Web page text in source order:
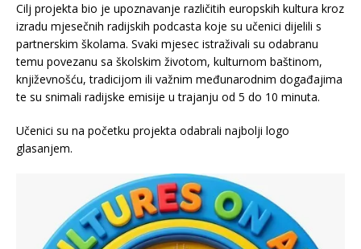
Cilj projekta bio je upoznavanje različitih europskih kultura kroz
izradu mjesečnih radijskih podcasta koje su učenici dijelili s
partnerskim školama. Svaki mjesec istraživali su odabranu
temu povezanu sa školskim životom, kulturnom baštinom,
književnošću, tradicijom ili važnim međunarodnim događajima
te su snimali radijske emisije u trajanju od 5 do 10 minuta.
Učenici su na početku projekta odabrali najbolji logo
glasanjem.